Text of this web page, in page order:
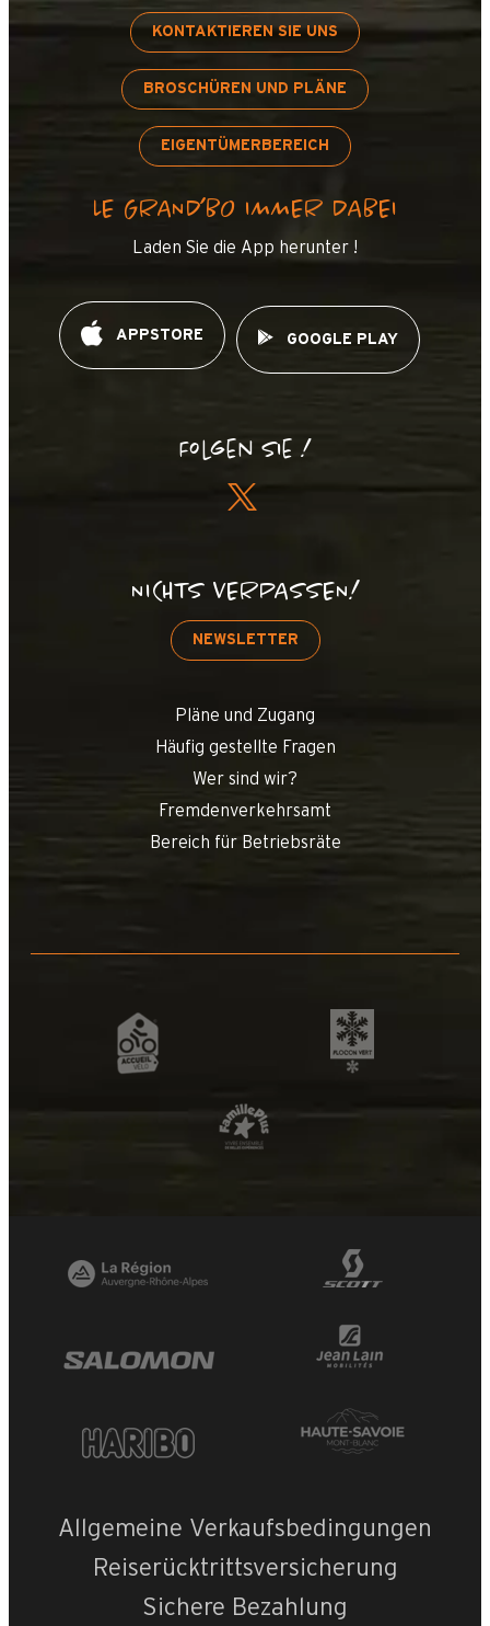
KONTAKTIEREN SIE UNS
BROSCHÜREN UND PLÄNE
EIGENTÜMERBEREICH
LE GRAND’BO IMMER DABEI
Laden Sie die App herunter !
APPSTORE GOOGLE PLAY
Folgen Sie !
NICHTS VERPASSEN!
NEWSLETTER
Pläne und Zugang
Häufig gestellte Fragen
Wer sind wir?
Fremdenverkehrsamt
Bereich für Betriebsräte
Allgemeine Verkaufsbedingungen
Reiserücktrittsversicherung
Sichere Bezahlung